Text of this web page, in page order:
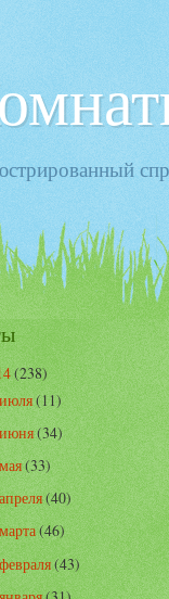
(238)
июля(11)
(34)
(33)
(40)
(46)
(43)